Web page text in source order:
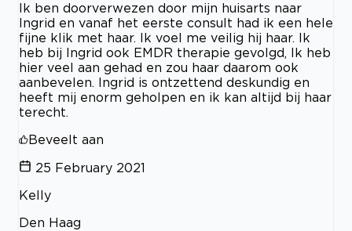
Ik ben doorverwezen door mijn huisarts naar
Ingrid en vanaf het eerste consult had ik een hele
fijne klik met haar. Ik voel me veilig hij haar. Ik
heb bij Ingrid ook EMDR therapie gevolgd, Ik heb
hier veel aan gehad en zou haar daarom ook
aanbevelen. Ingrid is ontzettend deskundig en
heeft mij enorm geholpen en ik kan altijd bij haar
terecht.
Beveelt aan
25 February 2021
Kelly
Den Haag